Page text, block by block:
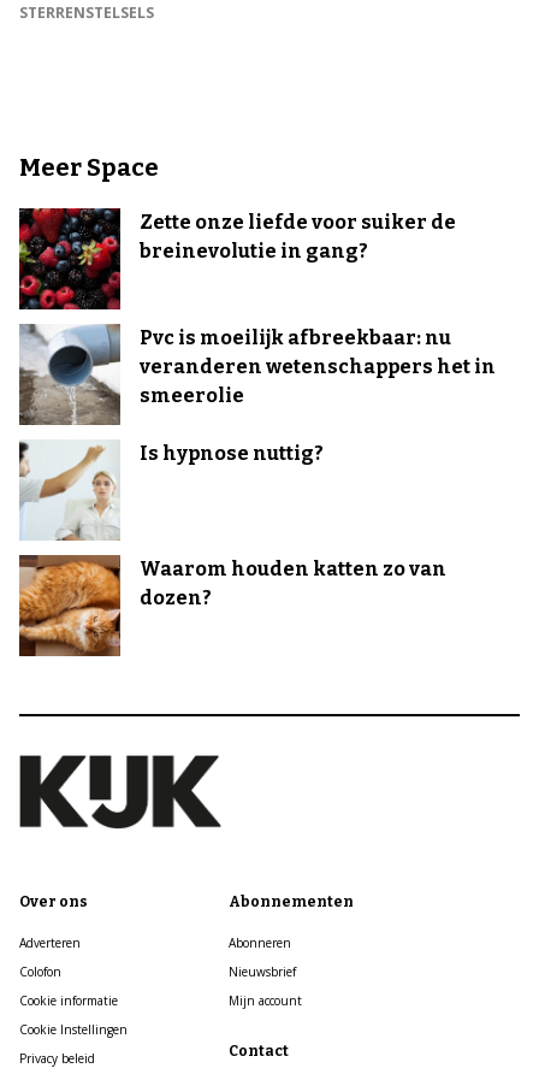
STERRENSTELSELS
Meer Space
Zette onze liefde voor suiker de
breinevolutie in gang?
Pvc is moeilijk afbreekbaar: nu
veranderen wetenschappers het in
smeerolie
Is hypnose nuttig?
Waarom houden katten zo van
dozen?
Over ons
Adverteren
Colofon
Cookie informatie
Cookie Instellingen
Privacy beleid
Abonnementen
Abonneren
Nieuwsbrief
Mijn account
Contact